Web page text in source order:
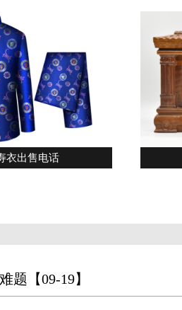
衣出售电话
题 【09-19】